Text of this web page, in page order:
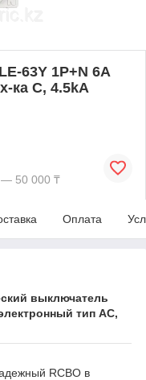
63Y 1P+N 6А
ка С, 4.5kA
— 50 000 ₸
Оплата
выключатель
тип AC,
RCBO в